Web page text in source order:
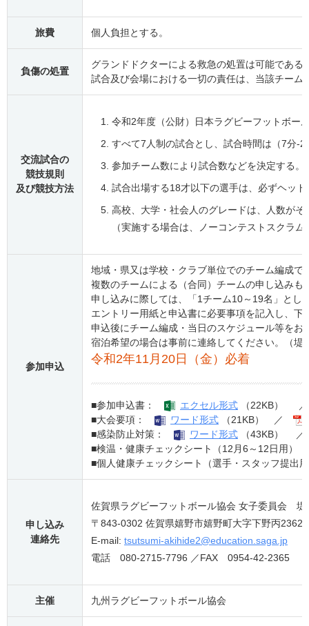
旅費 個人負担とする。
負傷の処置
グランドドクターによる救急の処置は可能であ
試合及び会場における一切の責任は、当該チー
交流試合の
競技規則
及び競技方法
令和2年度（公財）日本ラグビーフットボー
すべて7人制の試合とし、試合時間は（7分-
参加チーム数により試合数などを決定する
試合出場する18才以下の選手は、必ずヘッ
高校、大学・社会人のグレードは、人数が
（実施する場合は、ノーコンテストスクラ
参加申込
地域・県又は学校・クラブ単位でのチーム編成で
複数のチームによる（合同）チームの申し込みも
申し込みに際しては、「1チーム10～19名」とし
エントリー用紙と申込書に必要事項を記入し、下
申込後にチーム編成・当日のスケジュール等をお
宿泊希望の場合は事前に連絡してください。（堤
令和2年11月20日（金）必着
■参加申込書： エクセル形式 （22KB）
■大会要項：
ワード形式 （21KB） ／
■感染防止対策：
ワード形式 （43KB）
■検温・健康チェックシート（12月6～12日用）
■個人健康チェックシート（選手・スタッフ提
申し込み
連絡先
佐賀県ラグビーフットボール協会 女子委員会 堤
〒843-0302 佐賀県嬉野市嬉野町大字下野丙2362
E-mail: tsutsumi-akihide2@education.saga.jp
電話 080-2715-7796 ／FAX 0954-42-2365
主催 九州ラグビーフットボール協会